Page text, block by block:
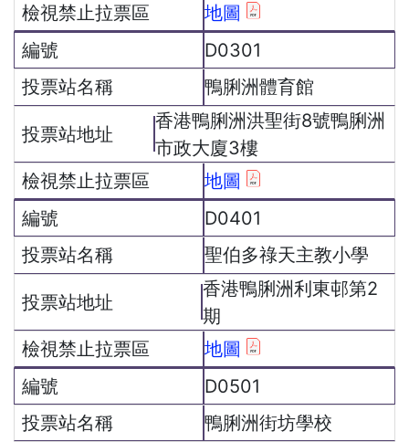
地圖
D0301
鴨脷洲體育館
香港鴨脷洲洪聖街8號鴨脷洲
市政大廈3樓
地圖
D0401
聖伯多祿天主教小學
香港鴨脷洲利東邨第2
期
地圖
D0501
鴨脷洲街坊學校